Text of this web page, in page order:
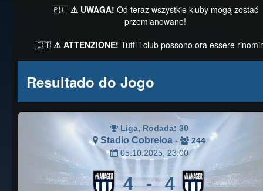
🇵🇱 ⚠️ UWAGA! Od teraz wszystkie kluby mogą zostać
przemianowane!
🇮🇹 ⚠️ ATTENZIONE! Tutti i club possono ora essere
Resultado do Jogo
Liga, Rodada: 30
Stadio Cobreloa -
244
05.10.2025, 23:00
4 - 4